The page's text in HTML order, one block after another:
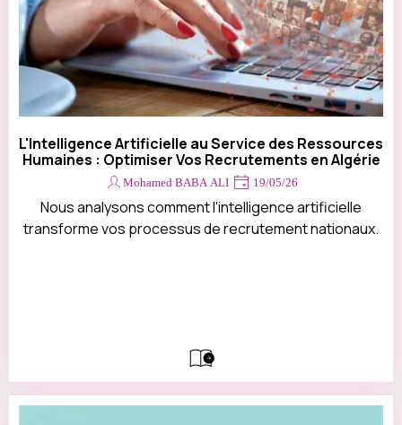
L'Intelligence Artificielle au Service des Ressources
Humaines : Optimiser Vos Recrutements en Algérie
Mohamed BABA ALI 19/05/26
Nous analysons comment l'intelligence artificielle
transforme vos processus de recrutement nationaux.